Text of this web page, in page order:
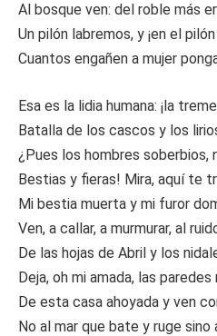
Al bosque ven: del roble más
Un pilón labremos, y ¡en el pilón
Cuantos engañen a mujer
Esa es la lidia humana: ¡la
Batalla de los cascos y los
¿Pues los hombres soberbios,
Bestias y fieras! Mira, aquí te
Mi bestia muerta y mi furor
Ven, a callar, a murmurar, al
De las hojas de Abril y los
Deja, oh mi amada, las paredes
De esta casa ahoyada y ven
No al mar que bate y ruge sino